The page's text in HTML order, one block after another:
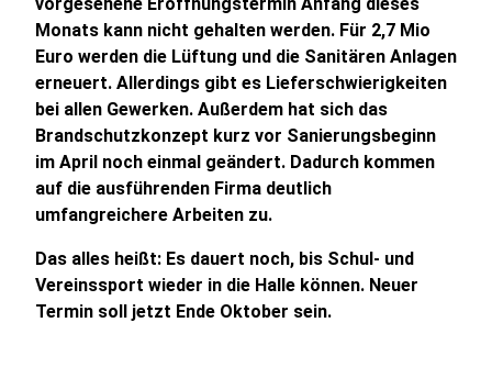
Monats kann nicht gehalten werden. Für 2,7 Mio
Euro werden die Lüftung und die Sanitären Anlagen
erneuert. Allerdings gibt es Lieferschwierigkeiten
bei allen Gewerken. Außerdem hat sich das
Brandschutzkonzept kurz vor Sanierungsbeginn
im April noch einmal geändert. Dadurch kommen
auf die ausführenden Firma deutlich
umfangreichere Arbeiten zu.
Das alles heißt: Es dauert noch, bis Schul- und
Vereinssport wieder in die Halle können. Neuer
Termin soll jetzt Ende Oktober sein.